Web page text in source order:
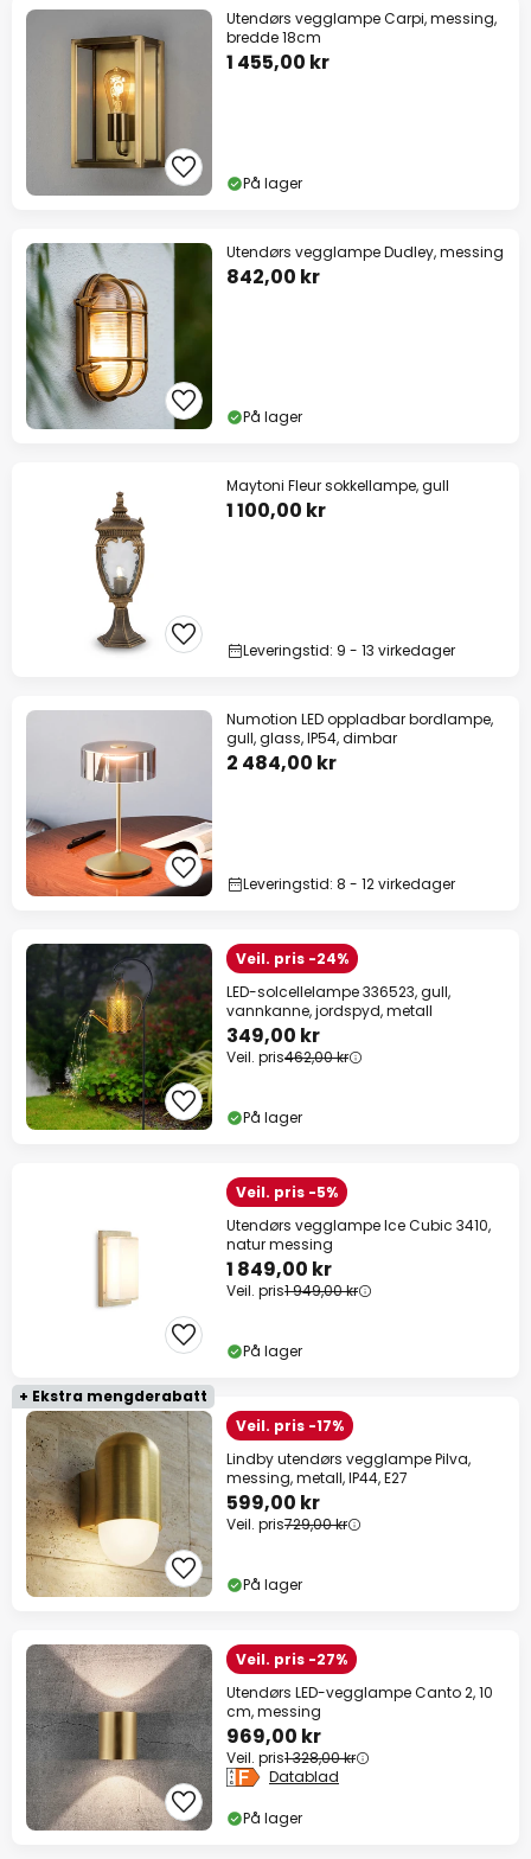
Utendørs vegglampe Carpi, messing,
bredde 18cm
1 455,00 kr
På lager
Utendørs vegglampe Dudley, messing
842,00 kr
På lager
Maytoni Fleur sokkellampe, gull
1 100,00 kr
Leveringstid: 9 - 13 virkedager
Numotion LED oppladbar bordlampe,
gull, glass, IP54, dimbar
2 484,00 kr
Leveringstid: 8 - 12 virkedager
Veil. pris -24%
LED-solcellelampe 336523, gull,
vannkanne, jordspyd, metall
349,00 kr
Veil. pris462,00 kr
På lager
Veil. pris -5%
Utendørs vegglampe Ice Cubic 3410,
natur messing
1 849,00 kr
Veil. pris1 949,00 kr
På lager
+ Ekstra mengderabatt
Veil. pris -17%
Lindby utendørs vegglampe Pilva,
messing, metall, IP44, E27
599,00 kr
Veil. pris729,00 kr
På lager
Veil. pris -27%
Utendørs LED-vegglampe Canto 2, 10
cm, messing
969,00 kr
Veil. pris1 328,00 kr
Datablad
På lager